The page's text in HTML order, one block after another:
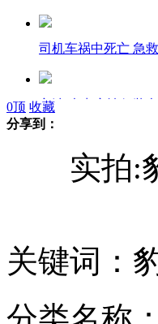
司机车祸中死亡 急
宁波:夫妻穿情侣装办
实拍:豹子极速奔跑
女子在外留学 4个月
0顶 收藏
分享到：
实拍:豹
关键词：